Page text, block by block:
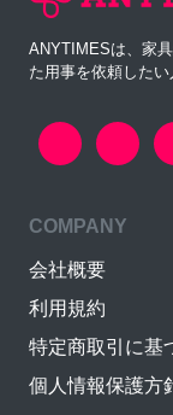
ANYTIMESは、家
た用事を依頼した
COMPANY
会社概要
利用規約
特定商取引に基
個人情報保護方